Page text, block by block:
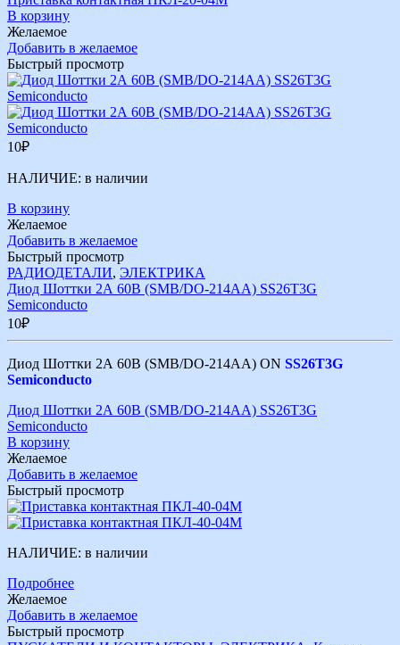
В корзину
Желаемое
Добавить в желаемое
Быстрый просмотр
10₽
НАЛИЧИЕ: в наличии
В корзину
Желаемое
Добавить в желаемое
Быстрый просмотр
РАДИОДЕТАЛИ, ЭЛЕКТРИКА
Диод Шоттки 2А 60В (SMB/DO-214AA) SS26T3G
Semiconducto
10₽
Диод Шоттки 2А 60В (SMB/DO-214AA) ON SS26T3G
Semiconducto
Диод Шоттки 2А 60В (SMB/DO-214AA) SS26T3G
Semiconducto
В корзину
Желаемое
Добавить в желаемое
Быстрый просмотр
НАЛИЧИЕ: в наличии
Подробнее
Желаемое
Добавить в желаемое
Быстрый просмотр